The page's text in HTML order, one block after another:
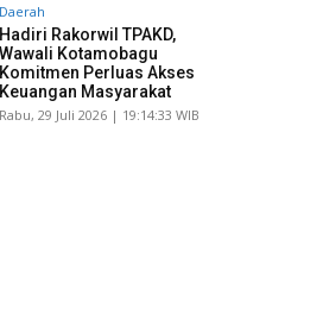
Daerah
Hadiri Rakorwil TPAKD,
Wawali Kotamobagu
Komitmen Perluas Akses
Keuangan Masyarakat
Rabu, 29 Juli 2026 | 19:14:33 WIB